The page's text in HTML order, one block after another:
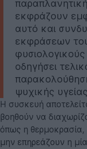
εκφράζουν
αυτό και
εκφράσεων
οδηγήσει
ψυχικής
Η συσκευή
βοηθούν να
όπως η
μην επηρεάζουν η